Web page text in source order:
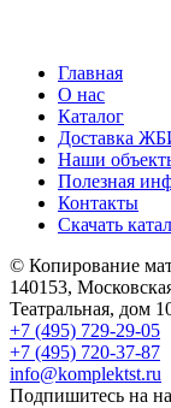
Главная
О нас
Каталог
Доставка
Наши
Полезная
Контакты
Скачать
© Копирование
140153,
Театральная, дом
+7 (495) 729-29-05
+7 (495) 720-37-87
info@komplektst.ru
Подпишитесь на